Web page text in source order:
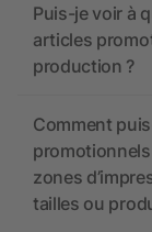
Puis-je voir à
articles
production ?
Comment
zones
tailles ou